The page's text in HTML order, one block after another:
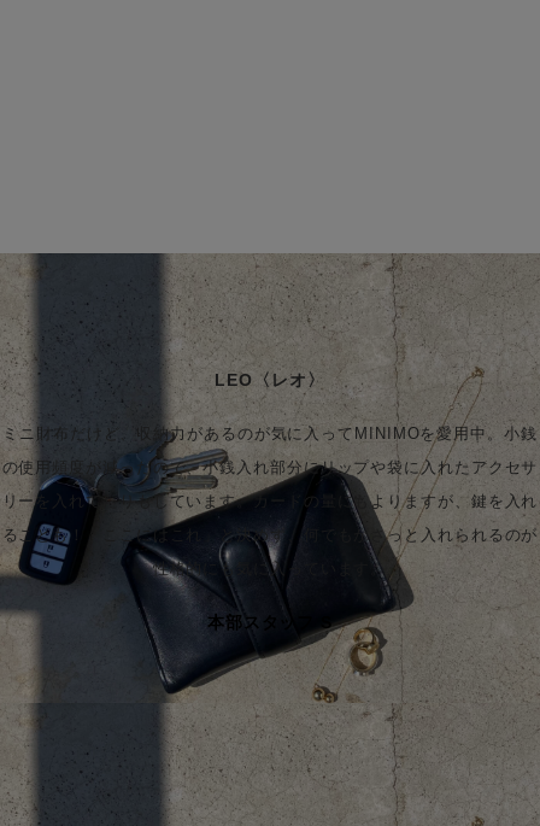
BUY
LEO〈レオ〉
ミニ財布だけど、収納力があるのが気に入ってMINIMOを愛用中。小銭
の使用頻度が減ったので、小銭入れ部分にリップや袋に入れたアクセサ
リーを入れてたりもしています。カードの量にもよりますが、鍵を入れ
ることも！「ここにはこれ」と決めず、何でもがさっと入れられるのが
性格的にも気に入っています。
本部スタッフ S